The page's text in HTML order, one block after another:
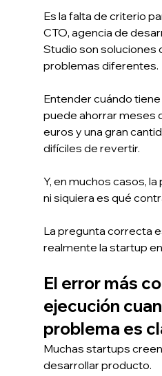
Es la falta de criterio
CTO, agencia de
Studio son soluciones
problemas diferentes.
Entender cuándo
puede ahorrar meses
euros y una gran
difíciles de revertir.
Y, en muchos casos,
ni siquiera es qué
La pregunta correcta
realmente la startup
El error más
ejecución
problema es
Muchas startups
desarrollar producto.